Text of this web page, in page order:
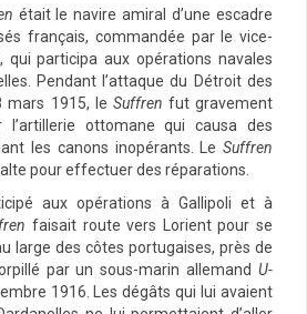
était le navire amiral d’une escadre
français, commandée par le vice-
qui participa aux opérations navales
Pendant l’attaque du Détroit des
mars 1915, le Suffren fut gravement
l’artillerie ottomane qui causa des
les canons inopérants. Le Suffren
pour effectuer des réparations.
aux opérations à Gallipoli et à
faisait route vers Lorient pour se
large des côtes portugaises, près de
par un sous-marin allemand U-
1916 . Les dégâts qui lui avaient